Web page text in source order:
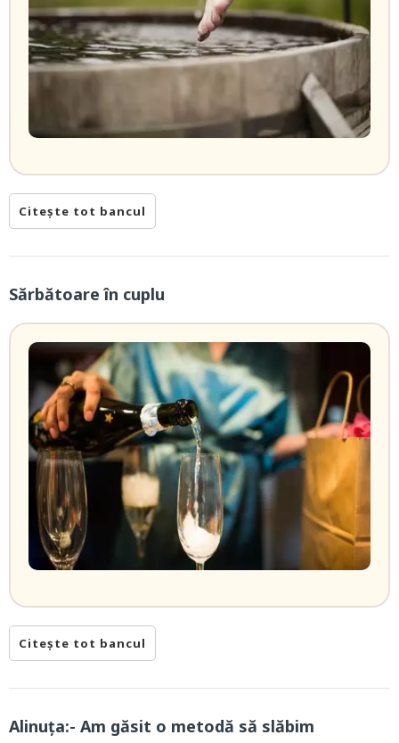
Citește tot bancul
Sărbătoare în cuplu
Citește tot bancul
Alinuța:- Am găsit o metodă să slăbim